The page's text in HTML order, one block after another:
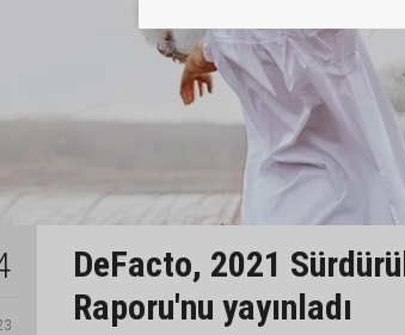
DeFacto, 2021
Raporu'nu yayınladı